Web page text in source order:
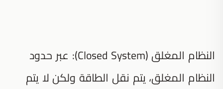
النظام المغلق (Closed System): عبر حدود
النظام المغلق، يتم نقل الطاقة ولكن لا يتم